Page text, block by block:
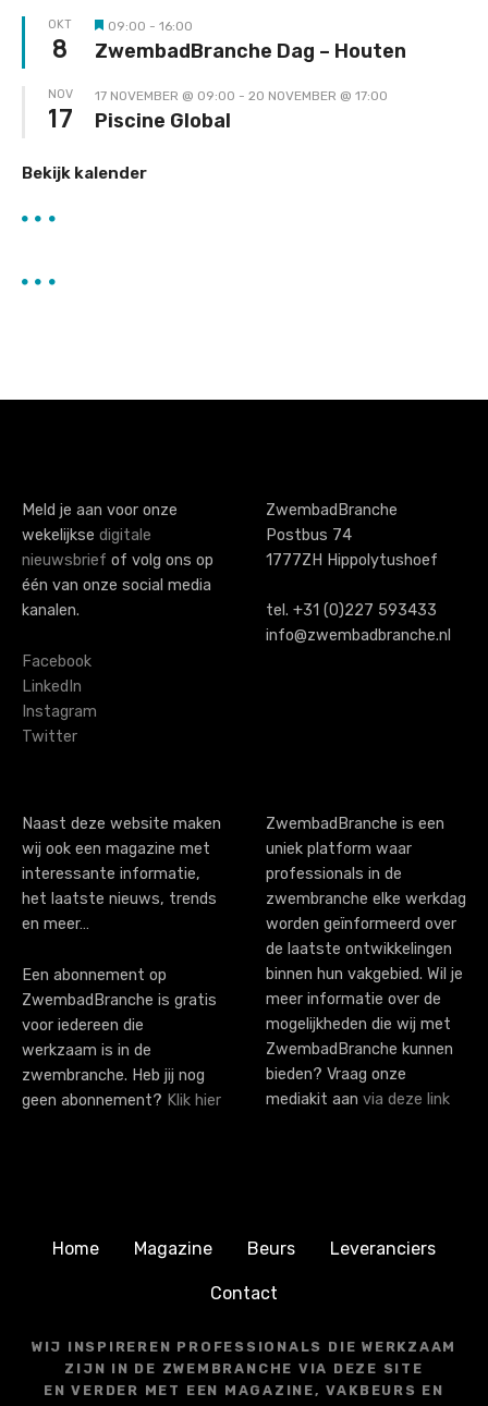
OKT
8 Uitgelicht
09:00 - 16:00
ZwembadBranche Dag – Houten
NOV
17
17 NOVEMBER @ 09:00 - 20 NOVEMBER @ 17:00
Piscine Global
Bekijk kalender
Meld je aan voor onze
wekelijkse digitale
nieuwsbrief of volg ons op
één van onze social media
kanalen.
Facebook
LinkedIn
Instagram
Twitter
ZwembadBranche
Postbus 74
1777ZH Hippolytushoef
tel. +31 (0)227 593433
info@zwembadbranche.nl
Naast deze website maken
wij ook een magazine met
interessante informatie,
het laatste nieuws, trends
en meer…
Een abonnement op
ZwembadBranche is gratis
voor iedereen die
werkzaam is in de
zwembranche. Heb jij nog
geen abonnement? Klik hier
ZwembadBranche is een
uniek platform waar
professionals in de
zwembranche elke werkdag
worden geïnformeerd over
de laatste ontwikkelingen
binnen hun vakgebied. Wil je
meer informatie over de
mogelijkheden die wij met
ZwembadBranche kunnen
bieden? Vraag onze
mediakit aan via deze link
Home Magazine Beurs Leveranciers
Contact
WIJ INSPIREREN PROFESSIONALS DIE WERKZAAM
ZIJN IN DE ZWEMBRANCHE VIA DEZE SITE
EN VERDER MET EEN MAGAZINE, VAKBEURS EN